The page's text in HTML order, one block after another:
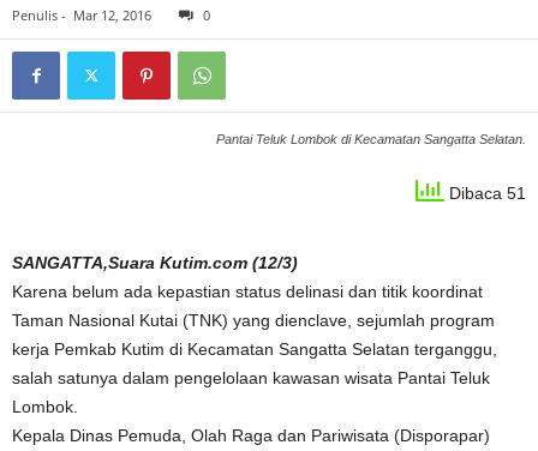
Penulis - Mar 12, 2016 0
Pantai Teluk Lombok di Kecamatan Sangatta Selatan.
Dibaca 51
SANGATTA,Suara Kutim.com (12/3)
Karena belum ada kepastian status delinasi dan titik koordinat
Taman Nasional Kutai (TNK) yang dienclave, sejumlah program
kerja Pemkab Kutim di Kecamatan Sangatta Selatan terganggu,
salah satunya dalam pengelolaan kawasan wisata Pantai Teluk
Lombok.
Kepala Dinas Pemuda, Olah Raga dan Pariwisata (Disporapar)